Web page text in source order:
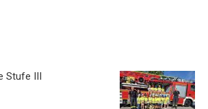
Stufe III